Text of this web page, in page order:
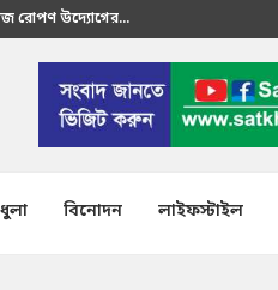
এস এম শাকির...
বিনোদন লাইফস্টাইল